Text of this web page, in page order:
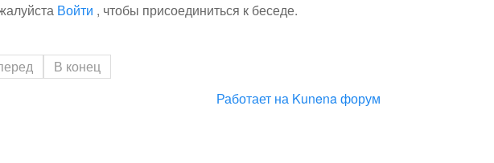
Войти , чтобы присоединиться к беседе.
В конец
Работает на Kunena форум